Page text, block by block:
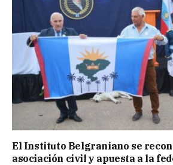
El Instituto Belgraniano se
asociación civil y apuesta a la